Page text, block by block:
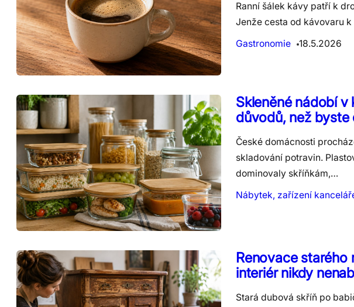
Ranní šálek kávy patří k
Jenže cesta od kávovaru
Gastronomie
18.5.2026
Skleněné nádobí
důvodů, než byste
České domácnosti
skladování potravin.
dominovaly skříňkám,…
Nábytek, zařízení
Renovace starého
interiér nikdy
Stará dubová skříň po